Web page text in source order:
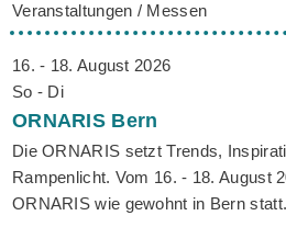
Veranstaltungen / Messen
16. - 18. August 2026
So - Di
ORNARIS Bern
Die ORNARIS setzt Trends,
Rampenlicht. Vom 16. - 18. August
ORNARIS wie gewohnt in Bern statt.